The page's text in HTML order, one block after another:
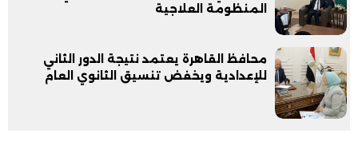
المنظومة العلاجية
محافظ القاهرة يعتمد نتيجة الدور الثاني
للإعدادية ويخفض تنسيق الثانوي العام